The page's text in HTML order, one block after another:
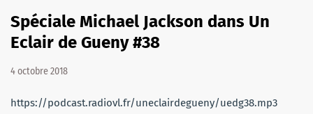
Spéciale Michael Jackson dans Un
Eclair de Gueny #38
4 octobre 2018
https://podcast.radiovl.fr/uneclairdegueny/uedg38.mp3